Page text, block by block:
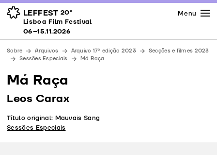
LEFFEST 20º
Lisboa Film Festival 06–15.11.2026
Prémios
Espaços
Apoios
Equipa
Downloads
Contactos
Menu
Lisboa Film Festival
06–15.11.2026
Sobre Arquivos Arquivo 17ª edição 2023
Secções e filmes 2023
Sessões Especiais
Má Raça
Má Raça
Leos Carax
Título original: Mauvais Sang
Sessões Especiais